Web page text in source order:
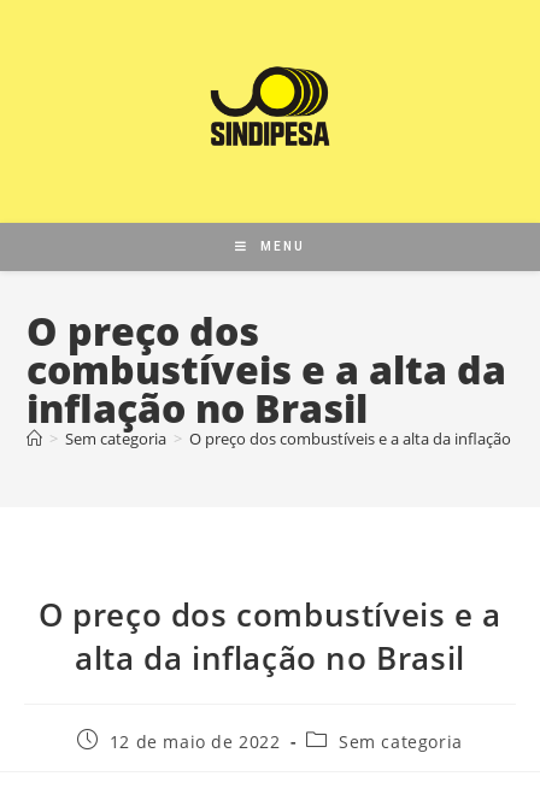
MENU
O preço dos
combustíveis e a alta da
inflação no Brasil
> Sem categoria > O preço dos combustíveis e a alta da inflação no
O preço dos combustíveis e a
alta da inflação no Brasil
12 de maio de 2022 Sem categoria